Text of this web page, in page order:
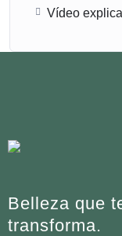
Vídeo
Belleza que
transforma.